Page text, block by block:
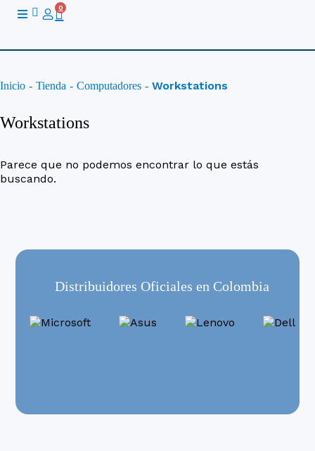
0
Cart
Inicio - Tienda - Computadores - Workstations
Workstations
Parece que no podemos encontrar lo que estás
buscando.
Distribuidores Oficiales en Colombia